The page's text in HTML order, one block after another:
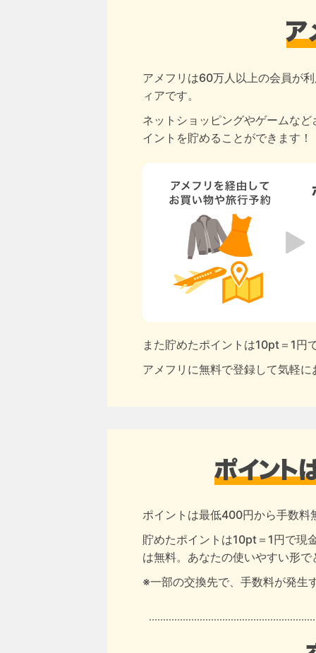
アメフリは60万人以上の会員が
ィアです。
ネットショッピングやゲームな
イントを貯めることができます！
また貯めたポイントは10pt＝1円
アメフリに無料で登録して気軽
ポイントは最低400円から手数料
貯めたポイントは10pt＝1円で現
は無料。あなたの使いやすい形
※一部の交換先で、手数料が発生